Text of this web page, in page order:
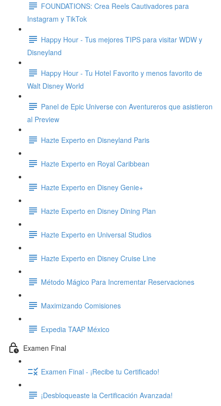
FOUNDATIONS: Crea Reels Cautivadores para
Instagram y TikTok
Happy Hour - Tus mejores TIPS para visitar WDW y
Disneyland
Happy Hour - Tu Hotel Favorito y menos favorito de
Walt Disney World
Panel de Epic Universe con Aventureros que asistieron
al Preview
Hazte Experto en Disneyland Paris
Hazte Experto en Royal Caribbean
Hazte Experto en Disney Genie+
Hazte Experto en Disney Dining Plan
Hazte Experto en Universal Studios
Hazte Experto en Disney Cruise Line
Método Mágico Para Incrementar Reservaciones
Maximizando Comisiones
Expedia TAAP México
Examen Final
Examen Final - ¡Recibe tu Certificado!
¡Desbloqueaste la Certificación Avanzada!